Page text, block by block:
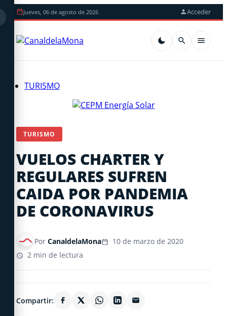
Jueves, 06 de agosto de 2026 Acceder
TURISMO
TURISMO
VUELOS CHARTER Y
REGULARES SUFREN
CAIDA POR PANDEMIA
DE CORONAVIRUS
Por CanaldelaMona
10 de marzo de 2020
2 min de lectura
Compartir: